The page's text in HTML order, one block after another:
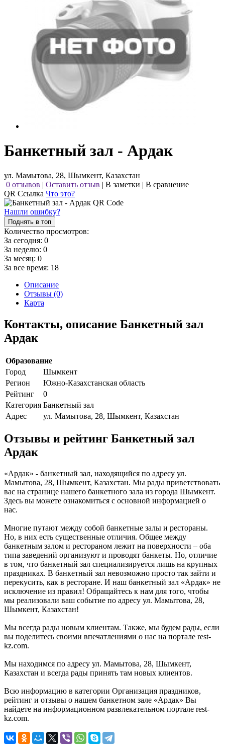
Банкетный зал - Ардак
ул. Мамытова, 28, Шымкент, Казахстан
0 отзывов | Оставить отзыв | В заметки | В сравнение
QR Ссылка Что это?
Нашли ошибку?
Поднять в топ
Количество просмотров:
За сегодня: 0
За неделю: 0
За месяц: 0
За все время: 18
Описание
Отзывы (0)
Карта
Контакты, описание Банкетный зал
Ардак
Образование
Город
Шымкент
Регион
Южно-Казахстанская область
Рейтинг
0
Категория Банкетный зал
Адрес
ул. Мамытова, 28, Шымкент, Казахстан
Отзывы и рейтинг Банкетный зал
Ардак
«Ардак» - банкетный зал, находящийся по адресу ул.
Мамытова, 28, Шымкент, Казахстан. Мы рады приветствовать
вас на странице нашего банкетного зала из города Шымкент.
Здесь вы можете ознакомиться с основной информацией о
нас.
Многие путают между собой банкетные залы и рестораны.
Но, в них есть существенные отличия. Общее между
банкетным залом и рестораном лежит на поверхности – оба
типа заведений организуют и проводят банкеты. Но, отличие
в том, что банкетный зал специализируется лишь на крупных
праздниках. В банкетный зал невозможно просто так зайти и
перекусить, как в ресторане. И наш банкетный зал «Ардак» не
исключение из правил! Обращайтесь к нам для того, чтобы
мы реализовали ваш событие по адресу ул. Мамытова, 28,
Шымкент, Казахстан!
Мы всегда рады новым клиентам. Также, мы будем рады, если
вы поделитесь своими впечатлениями о нас на портале rest-
kz.com.
Мы находимся по адресу ул. Мамытова, 28, Шымкент,
Казахстан и всегда рады принять там новых клиентов.
Всю информацию в категории Организация праздников,
рейтинг и отзывы о нашем банкетном зале «Ардак» Вы
найдете на информационном развлекательном портале rest-
kz.com.